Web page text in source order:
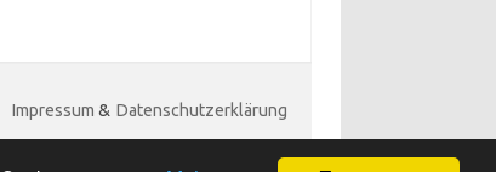
Impressum & Datenschutzerklärung